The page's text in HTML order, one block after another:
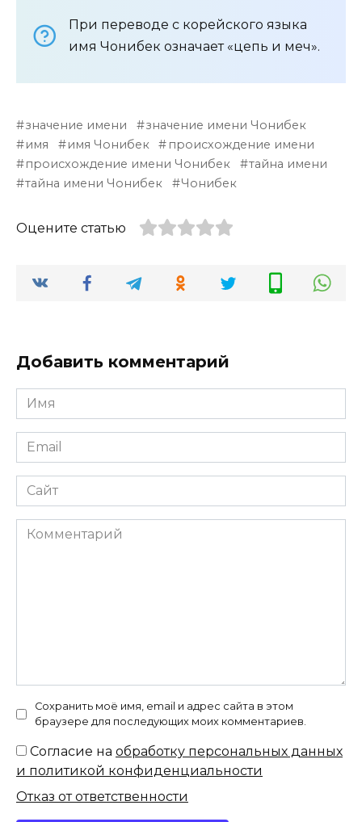
При переводе с корейского языка
имя Чонибек означает «цепь и меч».
значение имени
значение имени Чонибек
имя
имя Чонибек
происхождение имени
происхождение имени Чонибек
тайна имени
тайна имени Чонибек
Чонибек
Оцените статью
Добавить комментарий
Имя
*
Email
*
Сайт
Комментарий
Сохранить моё имя, email и адрес сайта в этом
браузере для последующих моих комментариев.
Согласие на обработку персональных данных
и политикой конфиденциальности
Отказ от ответственности